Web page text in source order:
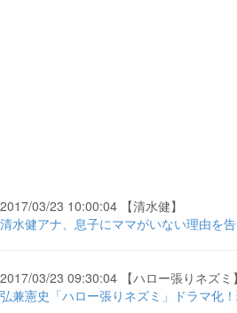
2017/03/23 10:00:04 【清水健】
清水健アナ、息子にママがいない理由を
2017/03/23 09:30:04 【ハロー張りネズミ】
弘兼憲史「ハロー張りネズミ」ドラマ化